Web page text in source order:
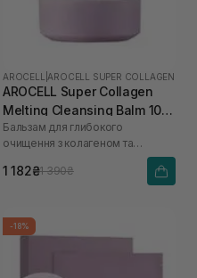
AROCELL AROCELL SUPER COLLAGEN
AROCELL Super Collagen
Melting Cleansing Balm 100
г
Бальзам для глибокого
очищення з колагеном та
1 182₴1 390₴
-18%